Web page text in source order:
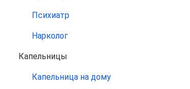
Психиатр
Нарколог
Капельницы
Капельница на дому